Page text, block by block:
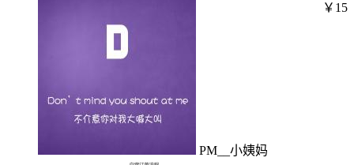
PM__小姨妈
￥15